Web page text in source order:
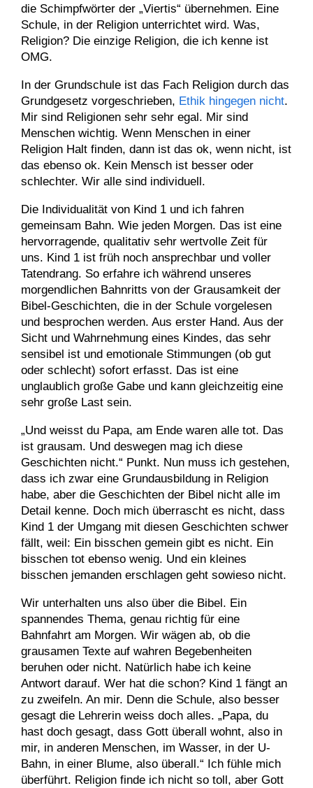
die Schimpfwörter der „Viertis“ übernehmen. Eine
Schule, in der Religion unterrichtet wird. Was,
Religion? Die einzige Religion, die ich kenne ist
OMG.
In der Grundschule ist das Fach Religion durch das
Grundgesetz vorgeschrieben, Ethik hingegen nicht.
Mir sind Religionen sehr sehr egal. Mir sind
Menschen wichtig. Wenn Menschen in einer
Religion Halt finden, dann ist das ok, wenn nicht, ist
das ebenso ok. Kein Mensch ist besser oder
schlechter. Wir alle sind individuell.
Die Individualität von Kind 1 und ich fahren
gemeinsam Bahn. Wie jeden Morgen. Das ist eine
hervorragende, qualitativ sehr wertvolle Zeit für
uns. Kind 1 ist früh noch ansprechbar und voller
Tatendrang. So erfahre ich während unseres
morgendlichen Bahnritts von der Grausamkeit der
Bibel-Geschichten, die in der Schule vorgelesen
und besprochen werden. Aus erster Hand. Aus der
Sicht und Wahrnehmung eines Kindes, das sehr
sensibel ist und emotionale Stimmungen (ob gut
oder schlecht) sofort erfasst. Das ist eine
unglaublich große Gabe und kann gleichzeitig eine
sehr große Last sein.
„Und weisst du Papa, am Ende waren alle tot. Das
ist grausam. Und deswegen mag ich diese
Geschichten nicht.“ Punkt. Nun muss ich gestehen,
dass ich zwar eine Grundausbildung in Religion
habe, aber die Geschichten der Bibel nicht alle im
Detail kenne. Doch mich überrascht es nicht, dass
Kind 1 der Umgang mit diesen Geschichten schwer
fällt, weil: Ein bisschen gemein gibt es nicht. Ein
bisschen tot ebenso wenig. Und ein kleines
bisschen jemanden erschlagen geht sowieso nicht.
Wir unterhalten uns also über die Bibel. Ein
spannendes Thema, genau richtig für eine
Bahnfahrt am Morgen. Wir wägen ab, ob die
grausamen Texte auf wahren Begebenheiten
beruhen oder nicht. Natürlich habe ich keine
Antwort darauf. Wer hat die schon? Kind 1 fängt an
zu zweifeln. An mir. Denn die Schule, also besser
gesagt die Lehrerin weiss doch alles. „Papa, du
hast doch gesagt, dass Gott überall wohnt, also in
mir, in anderen Menschen, im Wasser, in der U-
Bahn, in einer Blume, also überall.“ Ich fühle mich
überführt. Religion finde ich nicht so toll, aber Gott